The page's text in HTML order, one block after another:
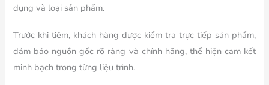
dụng và loại sản phẩm.
Trước khi tiêm, khách hàng được kiểm tra trực tiếp sản phẩm,
đảm bảo nguồn gốc rõ ràng và chính hãng, thể hiện cam kết
minh bạch trong từng liệu trình.